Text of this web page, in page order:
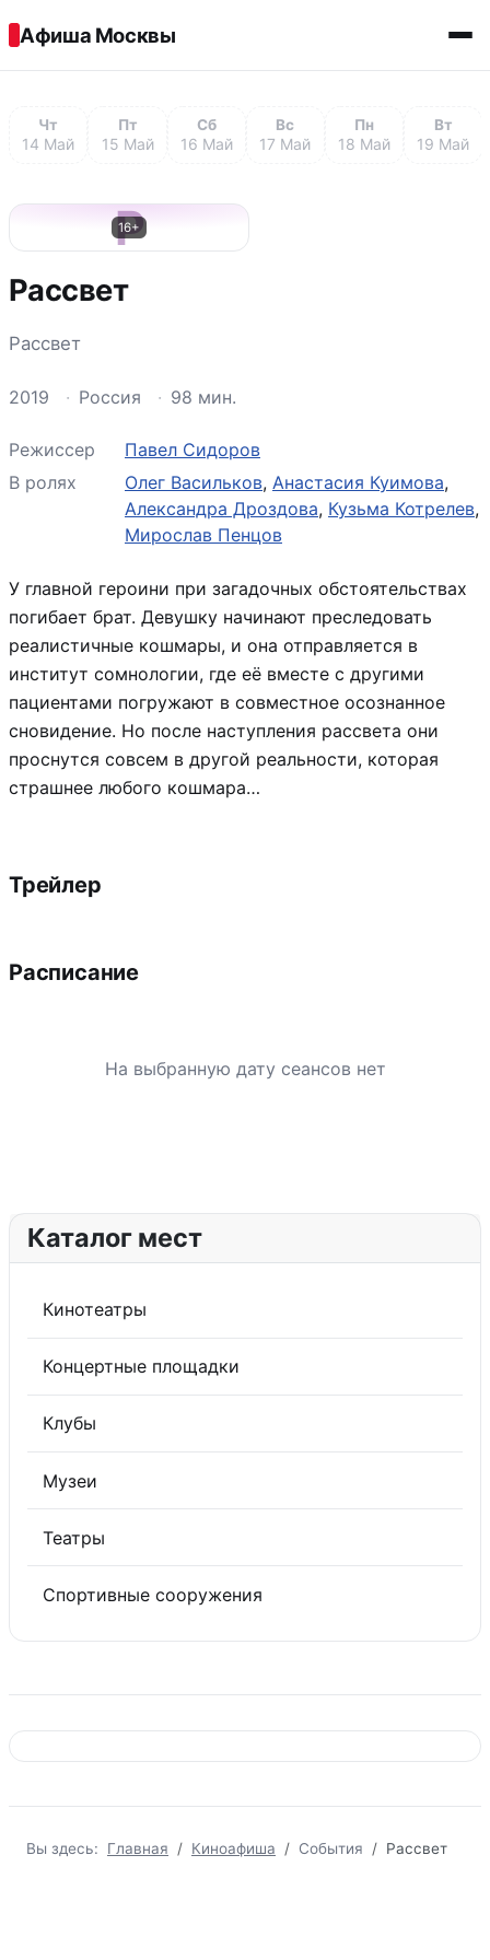
Афиша Москвы
Чт
14 Май
Пт
15 Май
Сб
16 Май
Вс
17 Май
Пн
18 Май
Вт
19 Май
Р
16+
Рассвет
Рассвет
2019 · Россия · 98 мин.
Режиссер
Павел Сидоров
В ролях
Олег Васильков, Анастасия Куимова,
Александра Дроздова, Кузьма Котрелев,
Мирослав Пенцов
У главной героини при загадочных обстоятельствах
погибает брат. Девушку начинают преследовать
реалистичные кошмары, и она отправляется в
институт сомнологии, где её вместе с другими
пациентами погружают в совместное осознанное
сновидение. Но после наступления рассвета они
проснутся совсем в другой реальности, которая
страшнее любого кошмара…
Трейлер
Расписание
На выбранную дату сеансов нет
Каталог мест
Кинотеатры
Концертные площадки
Клубы
Музеи
Театры
Спортивные сооружения
Вы здесь: Главная Киноафиша События Рассвет